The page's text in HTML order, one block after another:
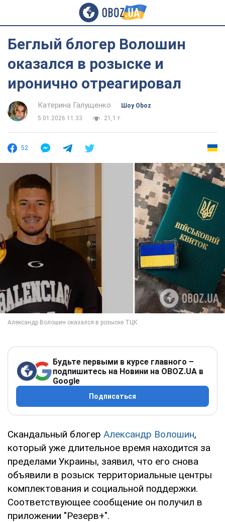
Беглый блогер Волошин
оказался в розыске и
иронично отреагировал
Катерина Галущенко
Шоу Oboz
5.01.2026 11:33
21,1 т.
52
Будьте первыми в курсе главного –
подпишитесь на Новини на OBOZ.UA в
Google
Подписаться
Скандальный блогер Александр Волошин,
который уже длительное время находится за
пределами Украины, заявил, что его снова
объявили в розыск территориальные центры
комплектования и социальной поддержки.
Соответствующее сообщение он получил в
приложении "Резерв+".